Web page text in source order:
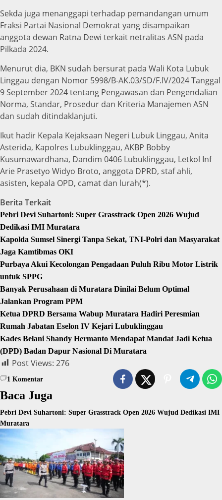
Sekda juga menanggapi terhadap pemandangan umum
Fraksi Partai Nasional Demokrat yang disampaikan
anggota dewan Ratna Dewi terkait netralitas ASN pada
Pilkada 2024.
Menurut dia, BKN sudah bersurat pada Wali Kota Lubuk
Linggau dengan Nomor 5998/B-AK.03/SD/F.lV/2024 Tanggal
9 September 2024 tentang Pengawasan dan Pengendalian
Norma, Standar, Prosedur dan Kriteria Manajemen ASN
dan sudah ditindaklanjuti.
Ikut hadir Kepala Kejaksaan Negeri Lubuk Linggau, Anita
Asterida, Kapolres Lubuklinggau, AKBP Bobby
Kusumawardhana, Dandim 0406 Lubuklinggau, Letkol Inf
Arie Prasetyo Widyo Broto, anggota DPRD, staf ahli,
asisten, kepala OPD, camat dan lurah(*).
Berita Terkait
Pebri Devi Suhartoni: Super Grasstrack Open 2026 Wujud
Dedikasi IMI Muratara
Kapolda Sumsel Sinergi Tanpa Sekat, TNI-Polri dan Masyarakat
Jaga Kamtibmas OKI
Purbaya Akui Kecolongan Pengadaan Puluh Ribu Motor Listrik
untuk SPPG
Banyak Perusahaan di Muratara Dinilai Belum Optimal
Jalankan Program PPM
Ketua DPRD Bersama Wabup Muratara Hadiri Peresmian
Rumah Jabatan Eselon IV Kejari Lubuklinggau
Kades Belani Shandy Hermanto Mendapat Mandat Jadi Ketua
(DPD) Badan Dapur Nasional Di Muratara
Post Views: 276
1 Komentar
Baca Juga
Pebri Devi Suhartoni: Super Grasstrack Open 2026 Wujud Dedikasi IMI
Muratara